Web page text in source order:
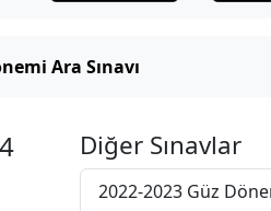
Ara Sınavı
Diğer Sınavlar
2022-2023 Güz